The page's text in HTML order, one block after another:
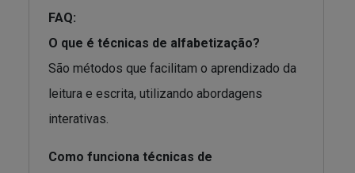
FAQ:
O que é técnicas de alfabetização?
São métodos que facilitam o aprendizado da
leitura e escrita, utilizando abordagens
interativas.
Como funciona técnicas de